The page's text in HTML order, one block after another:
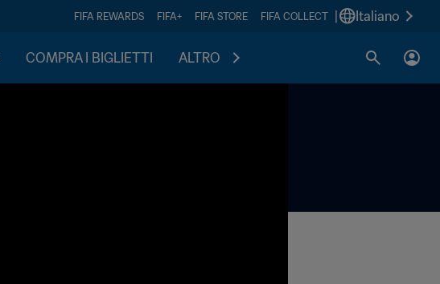
FIFA REWARDS FIFA+ FIFA STORE FIFA COLLECT Italiano
COMPRA I BIGLIETTI ALTRO